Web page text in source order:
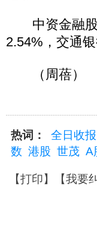
中资金融股
2.54%，交通银
（周蓓）
热词： 全日收报
数 港股 世茂 A
【打印】【我要